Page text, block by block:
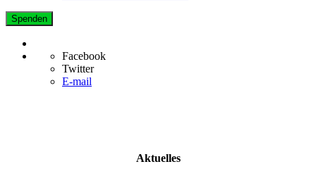
Spenden
Facebook
Twitter
E-mail
Aktuelles